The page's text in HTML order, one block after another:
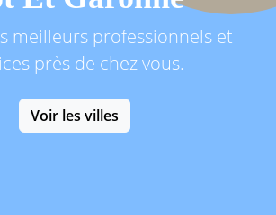
meilleurs professionnels et
près de chez vous.
Voir les villes